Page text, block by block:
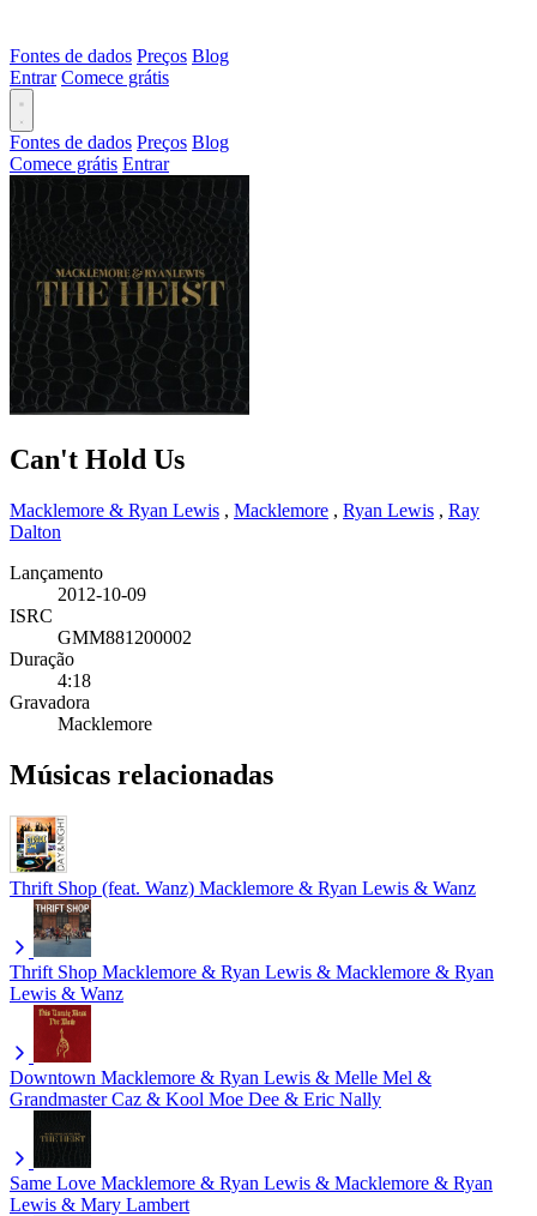
Fontes de dados Preços Blog
Entrar Comece grátis
Fontes de dados Preços Blog
Comece grátis Entrar
Can't Hold Us
Macklemore & Ryan Lewis , Macklemore , Ryan Lewis , Ray
Dalton
Lançamento
2012-10-09
ISRC
GMM881200002
Duração
4:18
Gravadora
Macklemore
Músicas relacionadas
Thrift Shop (feat. Wanz) Macklemore & Ryan Lewis & Wanz
Thrift Shop Macklemore & Ryan Lewis & Macklemore & Ryan
Lewis & Wanz
Downtown Macklemore & Ryan Lewis & Melle Mel &
Grandmaster Caz & Kool Moe Dee & Eric Nally
Same Love Macklemore & Ryan Lewis & Macklemore & Ryan
Lewis & Mary Lambert